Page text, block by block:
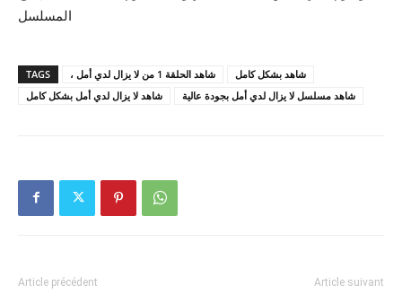
المسلسل
TAGS ، شاهد الحلقة 1 من لا يزال لدي أمل
شاهد بشكل كامل
شاهد لا يزال لدي أمل بشكل كامل
شاهد مسلسل لا يزال لدي أمل بجودة عالية
Article précédent Article suivant